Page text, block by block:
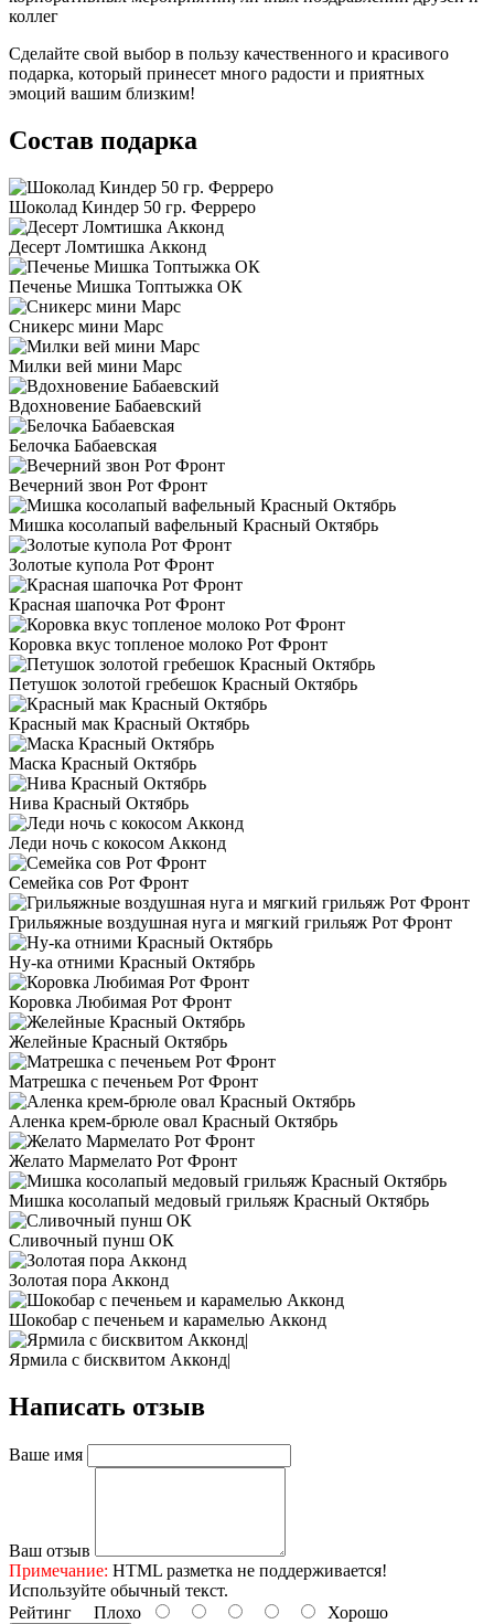
коллег
Сделайте свой выбор в пользу качественного и красивого
подарка, который принесет много радости и приятных
эмоций вашим близким!
Состав подарка
Шоколад Киндер 50 гр. Ферреро
Десерт Ломтишка Акконд
Печенье Мишка Топтыжка ОК
Сникерс мини Марс
Милки вей мини Марс
Вдохновение Бабаевский
Белочка Бабаевская
Вечерний звон Рот Фронт
Мишка косолапый вафельный Красный Октябрь
Золотые купола Рот Фронт
Красная шапочка Рот Фронт
Коровка вкус топленое молоко Рот Фронт
Петушок золотой гребешок Красный Октябрь
Красный мак Красный Октябрь
Маска Красный Октябрь
Нива Красный Октябрь
Леди ночь с кокосом Акконд
Семейка сов Рот Фронт
Грильяжные воздушная нуга и мягкий грильяж Рот Фронт
Ну-ка отними Красный Октябрь
Коровка Любимая Рот Фронт
Желейные Красный Октябрь
Матрешка с печеньем Рот Фронт
Аленка крем-брюле овал Красный Октябрь
Желато Мармелато Рот Фронт
Мишка косолапый медовый грильяж Красный Октябрь
Сливочный пунш ОК
Золотая пора Акконд
Шокобар с печеньем и карамелью Акконд
Ярмила с бисквитом Акконд|
Написать отзыв
Ваше имя
Ваш отзыв
Примечание: HTML разметка не поддерживается!
Используйте обычный текст.
Рейтинг Плохо Хорошо